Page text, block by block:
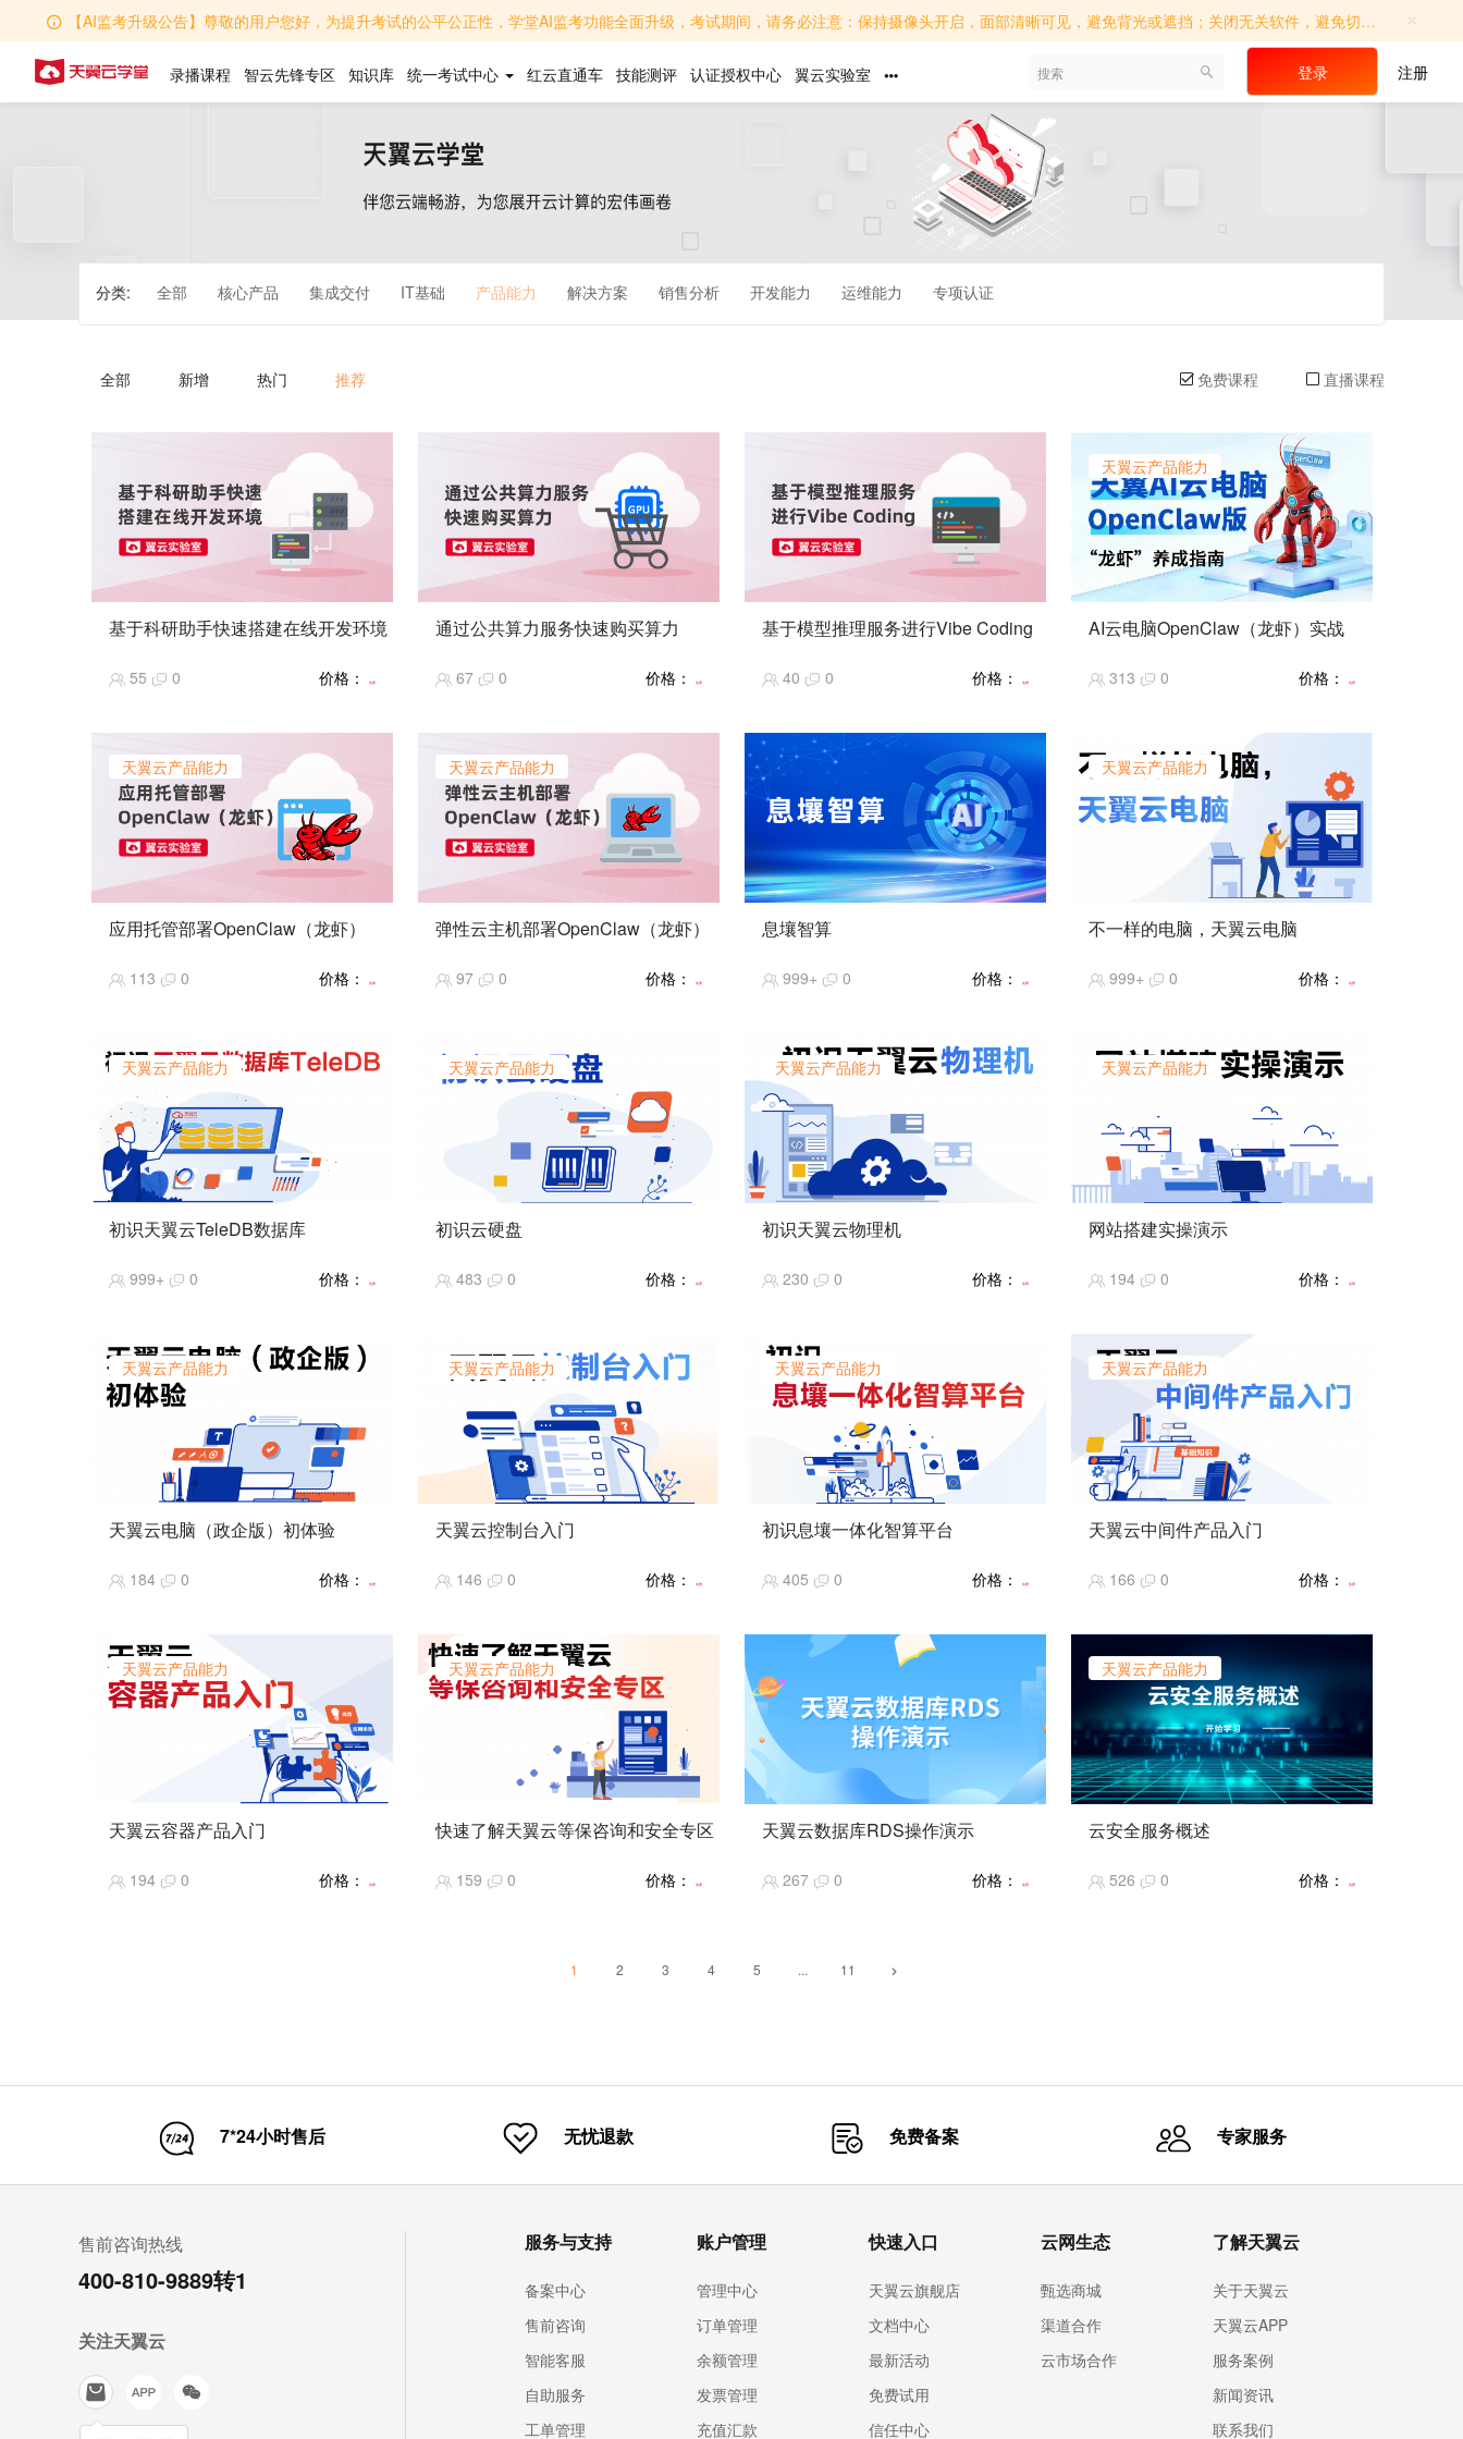
【AI监考升级公告】尊敬的用户您好，为提升考试的公平公正性，学堂AI监考功能全面升级，考试期间，请务必注意：保持摄像头开启，面部清晰可见，避免背光或遮挡；关闭无关软件，避免切屏操作；确保考试环境相对独立，避免他人进入；如遇系统提示，请及时调...
录播课程 智云先锋专区 知识库 统一考试中心 红云直通车 技能测评 认证授权中心 翼云实验室 登录 注册
分类: 全部 核心产品 集成交付 IT基础 产品能力 解决方案 销售分析 开发能力 运维能力 专项认证
全部 新增 热门 推荐 免费课程 直播课程
基于科研助手快速搭建在线开发环境
示及科研项目开发等核心场景中，开发
天翼云推出适用于高校科研使用场景的
一站式科研平台——息壤科研助手，提
供计算资源、预置镜像，用户无需花费
过多的时间来配置环境，并且以
Serverless的方式按需使用算力，用户
无需关注和运维底层基础设施。
本实验，在息壤科研助手控制台，通过
预置镜像，创建一个Jupyter Notebook
交互式开发环境，完成Python代码输入
和运行。通过本实验，掌握科研助手平
台上，开发机的创建和运行、预置应用
55 0 价格： 免费
通过公共算力服务快速购买算力
度平台，提供多维度的核心调度能力，
管理、统一调度，为业务匹配最优算网
资源。
本实验通过天翼云公共算力服务完成算
力资源的快速筛选、线上订购等流程演
示，了解天翼云公共算力服务在算力采
购方面的高效性与便捷性。
67 0 价格： 免费
基于模型推理服务进行Vibe Coding
这是一种由人工智能辅助的编程范式，
专注于高层次设计和结果验收，从而大
幅提升原型开发效率并降低编程门槛。
天翼云息壤模型推理服务，汇集了当下
丰富的开源大模型，包含文本大模型、
视觉大模型、向量化模型等。依托平台
的大模型与便捷的接口集成能力，可实
现Vibe Coding的快速落地，解决传统
编程模式效率低、门槛高、环境配置复
杂等问题。
40 0 价格： 免费
天翼云产品能力
AI云电脑OpenClaw（龙虾）实战
（OpenClaw版），完成了AI云电脑开
找与自动化办公任务。通过实操掌握了
OpenClaw核心功能与配置方法，使学
员直观感受了AI智能体在办公场景的效
率提升。
313 0 价格： 免费
天翼云产品能力
应用托管部署OpenClaw（龙虾）
维底层资源，提供“资源-平台-服务-模
管理，构建了AI应用支撑体系。
本实验围绕天翼云息壤应用托管平台完
成OpenClaw的云端部署、对接企业微
信、基础使用等操作，了解天翼云应用
托管平台在AI智能体部署方面的便捷性
与适配性，解决OpenClaw本地部署的
算力、技术门槛等问题。
113 0 价格： 免费
天翼云产品能力
弹性云主机部署OpenClaw（龙虾）
属镜像，部署OpenClaw。通过息壤模
企业微信，进行使用。通过实验，助力
用户快速掌握OpenClaw云端部署方
法，实现智能办公工具的快速落地。
97 0 价格： 免费
息壤智算
999+
0 价格： 免费
天翼云产品能力
不一样的电脑，天翼云电脑
特性、产品优势和应用场景。
【课程热度】★★★★★
999+ 0 价格： 免费
天翼云产品能力
初识天翼云TeleDB数据库
族、产品优势和应用场景。
【课程热度】★★★★★
999+ 0 价格： 免费
天翼云产品能力
初识云硬盘
特性、产品优势和应用场景。
【课程热度】★★★★★
483 0 价格： 免费
天翼云产品能力
初识天翼云物理机
特性、产品优势和应用场景。
【课程热度】★★★★★
230 0 价格： 免费
天翼云产品能力
网站搭建实操演示
关云产品快速搭建网站实操演示。
【课程热度】★★★★★
194 0 价格： 免费
天翼云产品能力
天翼云电脑（政企版）初体验
开通、使用实操演示及控制台主要功能
【推荐指数】★★★★★
【课程热度】★★★★★
184 0 价格： 免费
天翼云产品能力
天翼云控制台入门
流程介绍演示。
【课程热度】★★★★★
146 0 价格： 免费
天翼云产品能力
初识息壤一体化智算平台
台的整体介绍、优势以及应用场景。
【课程热度】★★★★★
405 0 价格： 免费
天翼云产品能力
天翼云中间件产品入门
天翼云相关的中间件产品简介。
【课程热度】★★★★★
166 0 价格： 免费
天翼云产品能力
天翼云容器产品入门
些容器产品，以及它们的优势和应用场
194 0 价格： 免费
天翼云产品能力
快速了解天翼云等保咨询和安全专区
全专区服务的能力、优势和应用场景。
159 0 价格： 免费
天翼云数据库RDS操作演示
267
0 价格： 免费
天翼云产品能力
云安全服务概述
全产品全景图
526 0 价格： 免费
1 2 3 4 5 ... 11
7*24小时售后 无忧退款 免费备案 专家服务
售前咨询热线
400-810-9889转1
关注天翼云
服务与支持
备案中心
售前咨询
智能客服
自助服务
工单管理
账户管理
管理中心
订单管理
余额管理
发票管理
充值汇款
快速入口
天翼云旗舰店
文档中心
最新活动
免费试用
信任中心
云网生态
甄选商城
渠道合作
云市场合作
了解天翼云
关于天翼云
天翼云APP
服务案例
新闻资讯
联系我们